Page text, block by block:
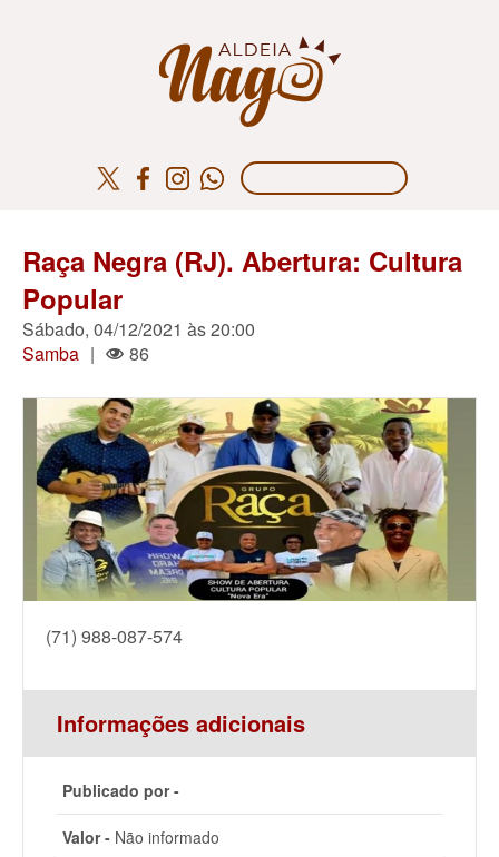
Raça Negra (RJ). Abertura: Cultura
Popular
Sábado, 04/12/2021 às 20:00
Samba | 86
(71) 988-087-574
Informações adicionais
Publicado por -
Valor - Não informado